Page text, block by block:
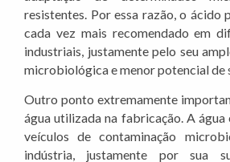
resistentes. Por essa razão, o ácido
cada vez mais recomendado em
industriais, justamente pelo seu
microbiológica e menor potencial de
Outro ponto extremamente
água utilizada na fabricação. A água
veículos de contaminação
indústria, justamente por sua